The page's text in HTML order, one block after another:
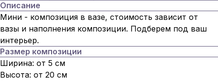
Описание
Мини - композиция в вазе, стоимость зависит от
вазы и наполнения композиции. Подберем под ваш
интерьер.
Размер композиции
Ширина: от 5 см
Высота: от 20 см